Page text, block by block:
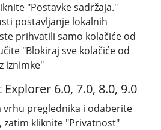
"Postavke sadržaja."
postavljanje lokalnih
prihvatili samo kolačiće od
"Blokiraj sve kolačiće od
iznimke"
6.0, 7.0, 8.0, 9.0
vrhu preglednika i odaberite
zatim kliknite "Privatnost"